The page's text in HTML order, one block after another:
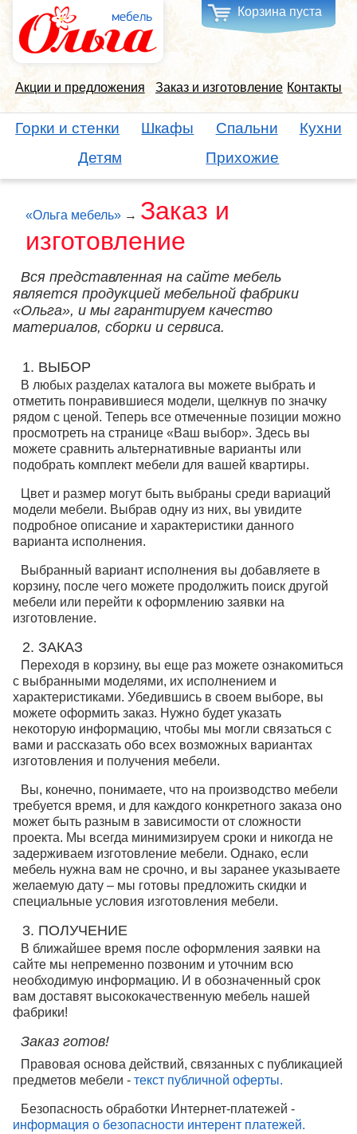
Акции и предложения Заказ и изготовление Контакты
Корзина пуста
Горки и стенки Шкафы Спальни
Кухни
Детям
Прихожие
«Ольга мебель» → Заказ и
изготовление
Вся представленная на сайте мебель
является продукцией мебельной фабрики
«Ольга», и мы гарантируем качество
материалов, сборки и сервиса.
1. ВЫБОР
В любых разделах каталога вы можете выбрать и
отметить понравившиеся модели, щелкнув по значку
рядом с ценой. Теперь все отмеченные позиции можно
просмотреть на странице «Ваш выбор». Здесь вы
можете сравнить альтернативные варианты или
подобрать комплект мебели для вашей квартиры.
Цвет и размер могут быть выбраны среди вариаций
модели мебели. Выбрав одну из них, вы увидите
подробное описание и характеристики данного
варианта исполнения.
Выбранный вариант исполнения вы добавляете в
корзину, после чего можете продолжить поиск другой
мебели или перейти к оформлению заявки на
изготовление.
2. ЗАКАЗ
Переходя в корзину, вы еще раз можете ознакомиться
с выбранными моделями, их исполнением и
характеристиками. Убедившись в своем выборе, вы
можете оформить заказ. Нужно будет указать
некоторую информацию, чтобы мы могли связаться с
вами и рассказать обо всех возможных вариантах
изготовления и получения мебели.
Вы, конечно, понимаете, что на производство мебели
требуется время, и для каждого конкретного заказа оно
может быть разным в зависимости от сложности
проекта. Мы всегда минимизируем сроки и никогда не
задерживаем изготовление мебели. Однако, если
мебель нужна вам не срочно, и вы заранее указываете
желаемую дату – мы готовы предложить скидки и
специальные условия изготовления мебели.
3. ПОЛУЧЕНИЕ
В ближайшее время после оформления заявки на
сайте мы непременно позвоним и уточним всю
необходимую информацию. И в обозначенный срок
вам доставят высококачественную мебель нашей
фабрики!
Заказ готов!
Правовая основа действий, связанных с публикацией
предметов мебели - текст публичной оферты.
Безопасность обработки Интернет-платежей -
информация о безопасности интерент платежей.